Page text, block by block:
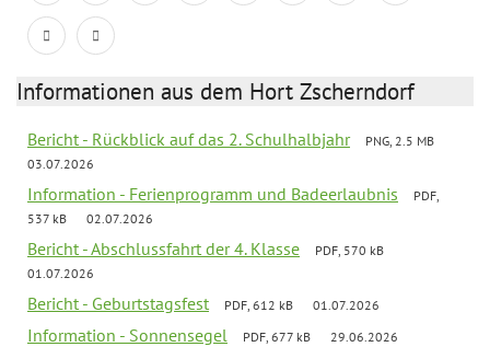
Informationen aus dem Hort Zscherndorf
Bericht - Rückblick auf das 2. Schulhalbjahr
PNG, 2.5 MB
03.07.2026
Information - Ferienprogramm und Badeerlaubnis
PDF,
537 kB
02.07.2026
Bericht - Abschlussfahrt der 4. Klasse
PDF, 570 kB
01.07.2026
Bericht - Geburtstagsfest PDF, 612 kB 01.07.2026
Information - Sonnensegel PDF, 677 kB 29.06.2026